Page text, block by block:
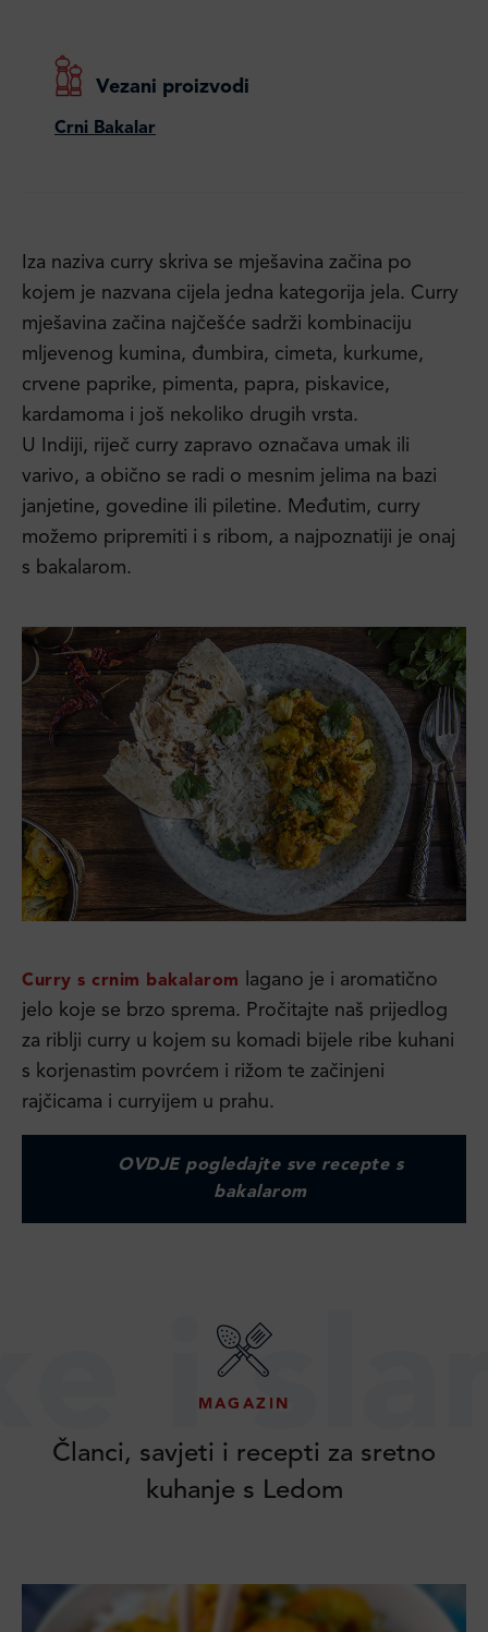
Vezani proizvodi
Crni Bakalar
Iza naziva curry skriva se mješavina začina po
kojem je nazvana cijela jedna kategorija jela. Curry
mješavina začina najčešće sadrži kombinaciju
mljevenog kumina, đumbira, cimeta, kurkume,
crvene paprike, pimenta, papra, piskavice,
kardamoma i još nekoliko drugih vrsta.
U Indiji, riječ curry zapravo označava umak ili
varivo, a obično se radi o mesnim jelima na bazi
janjetine, govedine ili piletine. Međutim, curry
možemo pripremiti i s ribom, a najpoznatiji je onaj
s bakalarom.
Curry s crnim bakalarom
lagano je i aromatično
jelo koje se brzo sprema. Pročitajte naš prijedlog
za riblji curry u kojem su komadi bijele ribe kuhani
s korjenastim povrćem i rižom te začinjeni
rajčicama i curryijem u prahu.
OVDJE pogledajte sve recepte s
bakalarom
MAGAZIN
Članci, savjeti i recepti za sretno
kuhanje s Ledom